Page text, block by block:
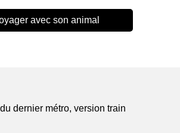
avec son animal